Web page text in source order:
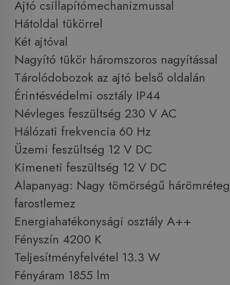
Ajtó csillapítómechanizmussal
Hátoldal tükörrel
Két ajtóval
Nagyító tükör háromszoros nagyítással
Tárolódobozok az ajtó belső oldalán
Érintésvédelmi osztály IP44
Névleges feszültség 230 V AC
Hálózati frekvencia 60 Hz
Üzemi feszültség 12 V DC
Kimeneti feszültség 12 V DC
Alapanyag: Nagy tömörségű
farostlemez
Energiahatékonysági osztály A++
Fényszín 4200 K
Teljesítményfelvétel 13.3 W
Fényáram 1855 lm